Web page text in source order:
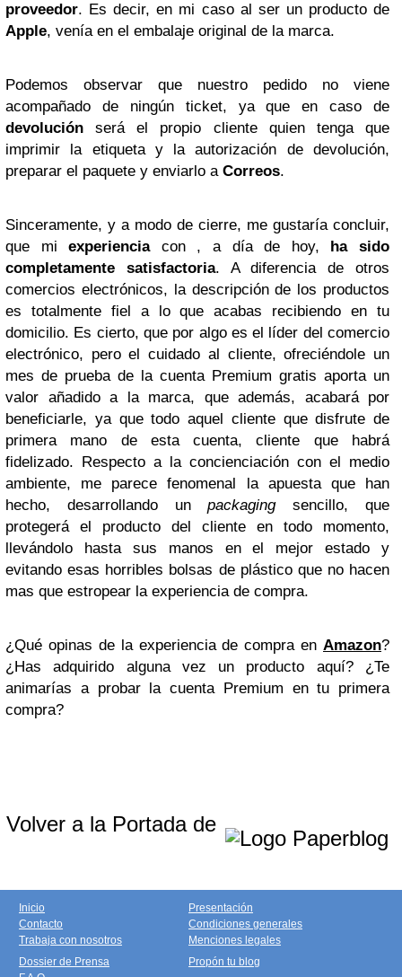
proveedor. Es decir, en mi caso al ser un producto de
Apple, venía en el embalaje original de la marca.
Podemos observar que nuestro pedido no viene
acompañado de ningún ticket, ya que en caso de
devolución será el propio cliente quien tenga que
imprimir la etiqueta y la autorización de devolución,
preparar el paquete y enviarlo a Correos.
Sinceramente, y a modo de cierre, me gustaría concluir,
que miexperienciacon , a día de hoy, ha sido
completamente satisfactoria. A diferencia de otros
comercios electrónicos, la descripción de los productos
es totalmente fiel a lo que acabas recibiendo en tu
domicilio. Es cierto, que por algo es el líder del comercio
electrónico, pero el cuidado al cliente, ofreciéndole un
mes de prueba de la cuenta Premium gratis aporta un
valor añadido a la marca, que además, acabará por
beneficiarle, ya que todo aquel cliente que disfrute de
primera mano de esta cuenta, cliente que habrá
fidelizado. Respecto a la concienciación con el medio
ambiente, me parece fenomenal la apuesta que han
hecho, desarrollando unpackagingsencillo, que
protegerá el producto del cliente en todo momento,
llevándolo hasta sus manos en el mejor estado y
evitando esas horribles bolsas de plástico que no hacen
mas que estropear la experiencia de compra.
¿Qué opinas de la experiencia de compra en Amazon?
¿Has adquirido alguna vez un producto aquí? ¿Te
animarías a probar la cuenta Premium en tu primera
compra?
Volver a la Portada de
Inicio
Contacto
Trabaja con nosotros
Presentación
Condiciones generales
Menciones legales
Dossier de Prensa
Propón tu blog